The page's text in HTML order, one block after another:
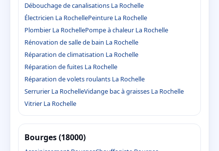
Débouchage de canalisations La Rochelle
Électricien La RochellePeinture La Rochelle
Plombier La RochellePompe à chaleur La Rochelle
Rénovation de salle de bain La Rochelle
Réparation de climatisation La Rochelle
Réparation de fuites La Rochelle
Réparation de volets roulants La Rochelle
Serrurier La RochelleVidange bac à graisses La Rochelle
Vitrier La Rochelle
Bourges (18000)